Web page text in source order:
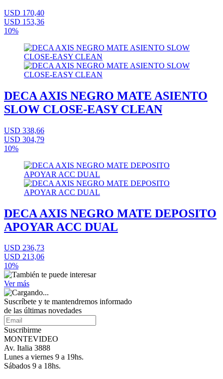
USD 170,40
USD 153,36
10%
DECA AXIS NEGRO MATE ASIENTO
SLOW CLOSE-EASY CLEAN
USD 338,66
USD 304,79
10%
DECA AXIS NEGRO MATE DEPOSITO
APOYAR ACC DUAL
USD 236,73
USD 213,06
10%
Ver más
Suscríbete y te mantendremos informado
de las últimas novedades
Suscribirme
MONTEVIDEO
Av. Italia 3888
Lunes a viernes 9 a 19hs.
Sábados 9 a 18hs.